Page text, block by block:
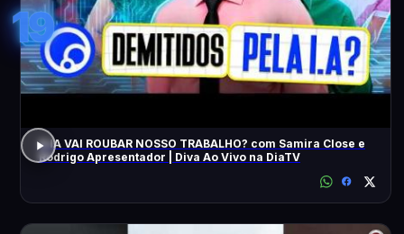
19
A IA VAI ROUBAR NOSSO TRABALHO? com Samira Close e
Rodrigo Apresentador | Diva Ao Vivo na DiaTV